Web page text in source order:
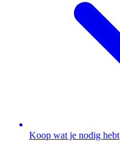
Koop wat je nodig hebt